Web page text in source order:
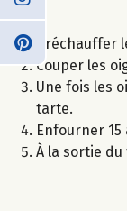
Préchauffer
Couper les
Une fois les
tarte.
Enfourner
À la sortie